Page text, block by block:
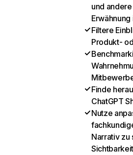
und
Filtere
Produkt-
Finde
ChatGPT
Nutze
Narrativ zu